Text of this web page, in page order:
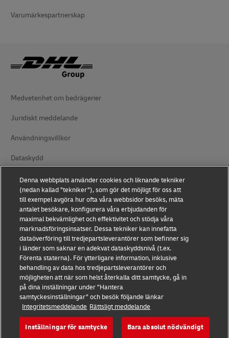
Varumärkespartnerskap
Medvetenhet om bedrägerier
Juridiskt meddelande
Användningsvillkor
Dataskydd
Tillgänglighet
Ytterligare information
Cookieinställningar
Följ oss
2026 © - all rights reserved
Denna webbplats använder cookies och liknande tekniker
(nedan kallad ”tekniker”), som gör det möjligt för oss att
till exempel avgöra hur ofta våra webbsidor besöks, mäta
antalet besökare, konfigurera våra erbjudanden för
maximal bekvämlighet och effektivitet och stödja våra
marknadsföringsinsatser. Dessa tekniker kan innefatta
dataöverföring till tredjepartsleverantörer som befinner sig
i länder som saknar en adekvat dataskyddsnivå (t.ex.
Förenta staterna). För ytterligare information, inklusive
behandling av data hos tredjepartsleverantörer och
möjligheten att när som helst återkalla ditt samtycke, gå in
på dina inställningar under ”Hantera
samtyckesinställningar” och besök följande länkar
Integritetsmeddelande Rättsligt meddelande
Inställningar för samtycke Bara absolut nödvändigt